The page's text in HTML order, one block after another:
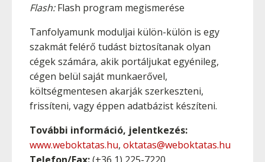
Flash:Flash program megismerése
Tanfolyamunk moduljai külön-külön is egy
szakmát felérő tudást biztosítanak olyan
cégek számára, akik portáljukat egyénileg,
cégen belül saját munkaerővel,
költségmentesen akarják szerkeszteni,
frissíteni, vagy éppen adatbázist készíteni.
További információ, jelentkezés:
www.weboktatas.hu, oktatas@weboktatas.hu